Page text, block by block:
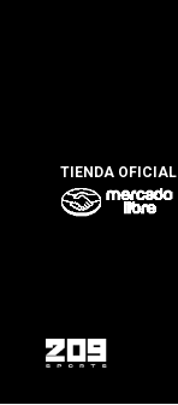
TIENDA OFICIAL